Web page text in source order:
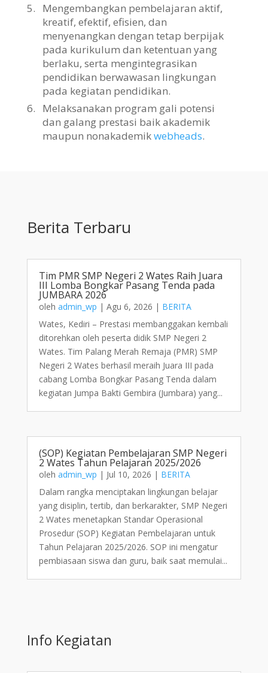
5.
Mengembangkan pembelajaran aktif,
kreatif, efektif, efisien, dan
menyenangkan dengan tetap berpijak
pada kurikulum dan ketentuan yang
berlaku, serta mengintegrasikan
pendidikan berwawasan lingkungan
pada kegiatan pendidikan.
6.
Melaksanakan program gali potensi
dan galang prestasi baik akademik
maupun nonakademikwebheads.
Berita Terbaru
Tim PMR SMP Negeri 2 Wates Raih Juara
III Lomba Bongkar Pasang Tenda pada
JUMBARA 2026
oleh admin_wp | Agu 6, 2026 | BERITA
Wates, Kediri – Prestasi membanggakan kembali
ditorehkan oleh peserta didik SMP Negeri 2
Wates. Tim Palang Merah Remaja (PMR) SMP
Negeri 2 Wates berhasil meraih Juara III pada
cabang Lomba Bongkar Pasang Tenda dalam
kegiatan Jumpa Bakti Gembira (Jumbara) yang...
(SOP) Kegiatan Pembelajaran SMP Negeri
2 Wates Tahun Pelajaran 2025/2026
oleh admin_wp | Jul 10, 2026 | BERITA
Dalam rangka menciptakan lingkungan belajar
yang disiplin, tertib, dan berkarakter, SMP Negeri
2 Wates menetapkan Standar Operasional
Prosedur (SOP) Kegiatan Pembelajaran untuk
Tahun Pelajaran 2025/2026. SOP ini mengatur
pembiasaan siswa dan guru, baik saat memulai...
Info Kegiatan